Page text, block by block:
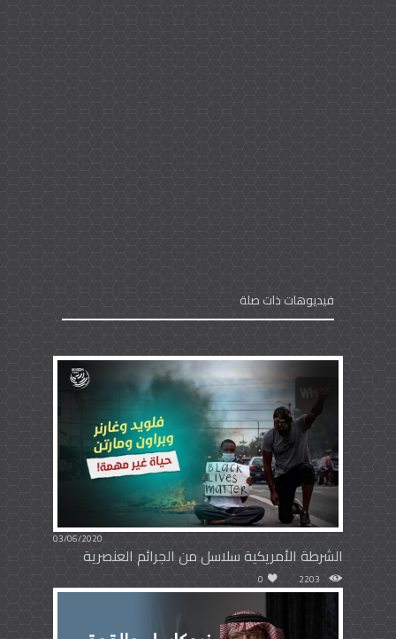
فيديوهات ذات صلة
03/06/2020
الشرطة الأمريكية سلاسل من الجرائم العنصرية
2203
0